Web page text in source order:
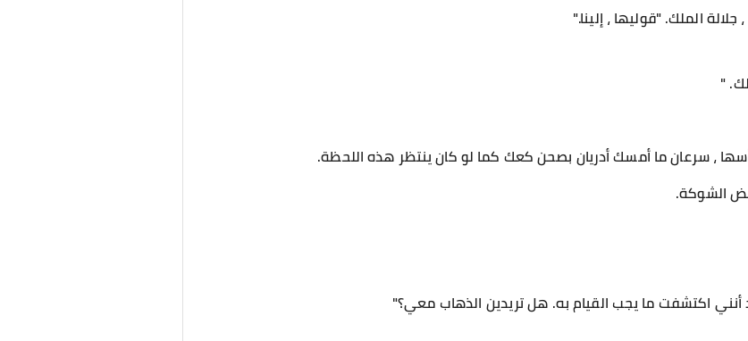
الملك. "قوليها ، إلينا."
"
، سرعان ما أمسك أدريان بصحن كعك كما لو كان ينتظر هذه اللحظة.
الشوكة.
أنني اكتشفت ما يجب القيام به. هل تريدين الذهاب معي؟"